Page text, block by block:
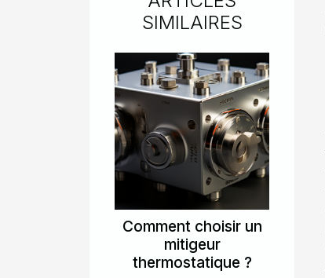
SIMILAIRES
Comment choisir un
mitigeur
thermostatique ?